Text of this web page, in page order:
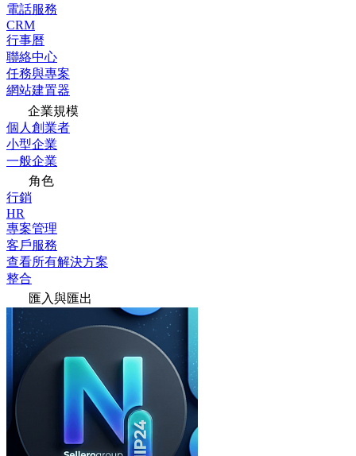
電話服務
CRM
行事曆
聯絡中心
任務與專案
網站建置器
企業規模
個人創業者
小型企業
一般企業
角色
行銷
HR
專案管理
客戶服務
查看所有解決方案
整合
匯入與匯出